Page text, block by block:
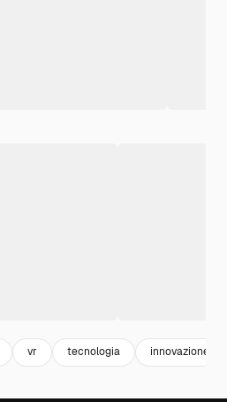
vr tecnologia innovazione